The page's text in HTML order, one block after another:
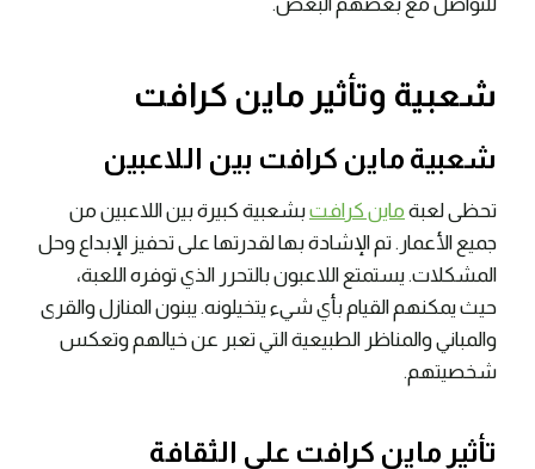
شعبية وتأثير ماين كرافت
شعبية ماين كرافت بين اللاعبين
تحظى لعبة ماين كرافتبشعبية كبيرة بين اللاعبين من
جميع الأعمار. تم الإشادة بها لقدرتها على تحفيز الإبداع وحل
المشكلات. يستمتع اللاعبون بالتحرر الذي توفره اللعبة،
حيث يمكنهم القيام بأي شيء يتخيلونه. يبنون المنازل والقرى
والمباني والمناظر الطبيعية التي تعبر عن خيالهم وتعكس
شخصيتهم.
تأثير ماين كرافت على الثقافة